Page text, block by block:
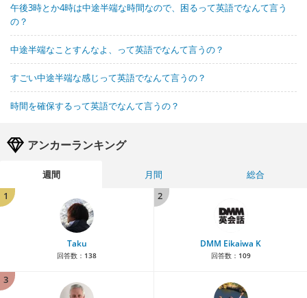
午後3時とか4時は中途半端な時間なので、困るって英語でなんて言う
の？
中途半端なことすんなよ、って英語でなんて言うの？
すごい中途半端な感じって英語でなんて言うの？
時間を確保するって英語でなんて言うの？
アンカーランキング
週間 月間
総合
1
Taku
回答数： 138
2
DMM Eikaiwa K
回答数： 109
3